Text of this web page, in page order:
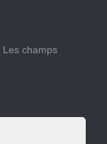
Les champs